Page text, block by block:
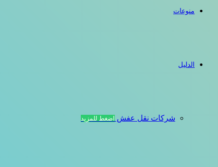
منوعات
الدليل
شركات نقل عفش اضغط للمزيد